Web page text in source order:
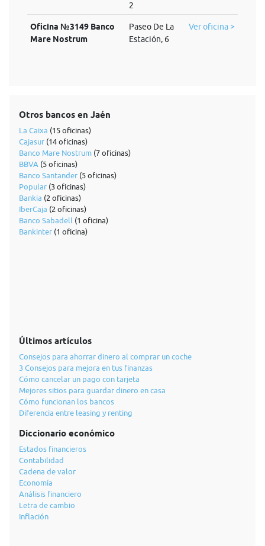
2
Oficina №3149 Banco
Mare Nostrum
Paseo De La
Estación, 6
Ver oficina >
Otros bancos en Jaén
La Caixa (15 oficinas)
Cajasur (14 oficinas)
Banco Mare Nostrum (7 oficinas)
BBVA (5 oficinas)
Banco Santander (5 oficinas)
Popular (3 oficinas)
Bankia (2 oficinas)
IberCaja (2 oficinas)
Banco Sabadell (1 oficina)
Bankinter (1 oficina)
Últimos artículos
Consejos para ahorrar dinero al comprar un coche
3 Consejos para mejora en tus finanzas
Cómo cancelar un pago con tarjeta
Mejores sitios para guardar dinero en casa
Cómo funcionan los bancos
Diferencia entre leasing y renting
Diccionario económico
Estados financieros
Contabilidad
Cadena de valor
Economía
Análisis financiero
Letra de cambio
Inflación